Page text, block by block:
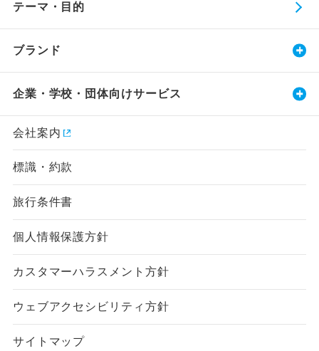
テーマ・目的
ブランド
企業・学校・団体向けサービス
会社案内
標識・約款
旅行条件書
個人情報保護方針
カスタマーハラスメント方針
ウェブアクセシビリティ方針
サイトマップ